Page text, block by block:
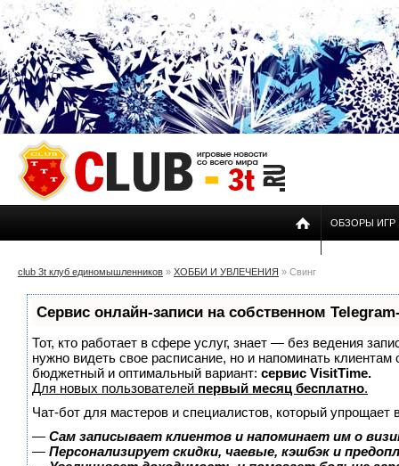
ОБЗОРЫ ИГР
club 3t клуб единомышленников » ХОББИ И УВЛЕЧЕНИЯ » Свинг
Сервис онлайн-записи на собственном
Тот, кто работает в сфере услуг, знает — без ведения
нужно видеть свое расписание, но и напоминать
бюджетный и оптимальный вариант: сервис VisitTime.
Для новых пользователей первый месяц бесплатно.
Чат-бот для мастеров и специалистов, который упрощает
— Сам записывает клиентов и напоминает им о
— Персонализирует скидки, чаевые, кэшбэк и